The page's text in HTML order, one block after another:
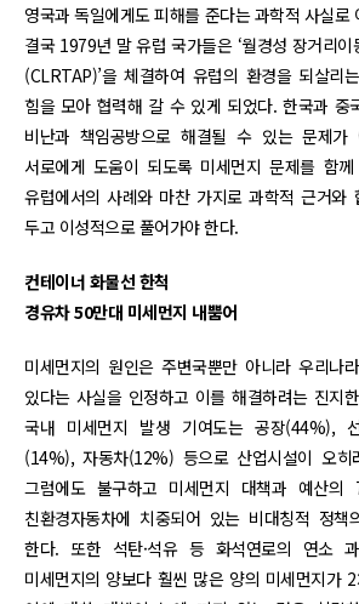
영국과 독일에게도 피해를 준다는 과학적 사실로
결국 1979년 말 유럽 국가들은 ‘월경성 장거리
(CLRTAP)’을 체결하여 유럽의 환경을 되살리
힘을 모아 협력해 갈 수 있게 되었다. 한국과 중
비난과 책임공방으로 해결될 수 있는 문제가
서로에게 도움이 되도록 미세먼지 문제를 함
유럽에서의 사례와 마찬 가지로 과학적 근거와
두고 이성적으로 풀어가야 한다.
컨테이너 화물선 한척
경유차 50만대 미세먼지 내뿜어
미세먼지의 원인은 주변국뿐만 아니라 우리나
있다는 사실을 인정하고 이를 해결하려는 진지
국내 미세먼지 발생 기여도는 공장(44%),
(14%), 자동차(12%) 등으로 산업시설이 오
그럼에도 불구하고 미세먼지 대책과 예산의
친환경자동차에 치중되어 있는 비대칭적 정책
한다. 또한 석탄·석유 등 화석연로의 연소
미세먼지의 양보다 훨씬 많은 양의 미세먼지가